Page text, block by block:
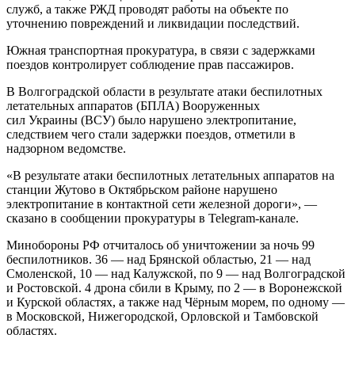
служб, а также РЖД проводят работы на объекте по
уточнению повреждений и ликвидации последствий.
Южная транспортная прокуратура, в связи с задержками
поездов контролирует соблюдение прав пассажиров.
В Волгоградской области в результате атаки беспилотных
летательных аппаратов (БПЛА) Вооруженных
сил Украины (ВСУ) было нарушено электропитание,
следствием чего стали задержки поездов, отметили в
надзорном ведомстве.
«В результате атаки беспилотных летательных аппаратов на
станции Жутово в Октябрьском районе нарушено
электропитание в контактной сети железной дороги», —
сказано в сообщении прокуратуры в Telegram-канале.
Минобороны РФ отчиталось об уничтожении за ночь 99
беспилотников. 36 — над Брянской областью, 21 — над
Смоленской, 10 — над Калужской, по 9 — над Волгоградской
и Ростовской. 4 дрона сбили в Крыму, по 2 — в Воронежской
и Курской областях, а также над Чёрным морем, по одному —
в Московской, Нижегородской, Орловской и Тамбовской
областях.